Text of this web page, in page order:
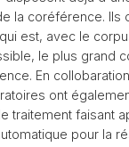
la coréférence. Ils
est, avec le
le plus grand
En
ont
traitement faisant
pour la